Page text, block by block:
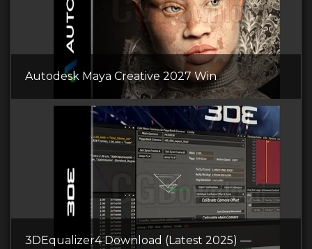
Autodesk Maya Creative 2027 Win
3DEqualizer4 Download (Latest 2025) —